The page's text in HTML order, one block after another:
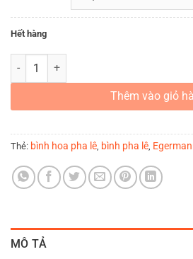
Hết hàng
LỌ HOA PHA LÊ MÀU TÍM OPTIKA
Thêm vào giỏ
Thẻ: bình hoa pha lê bình pha lê
MÔ TẢ